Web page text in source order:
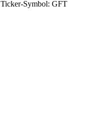
Ticker-Symbol: GFT